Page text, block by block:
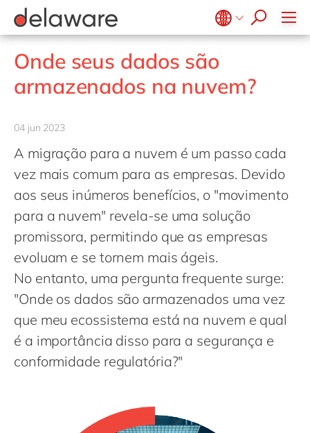
Belgium en
fr
Brazil
China
India
Luxembourg
Malaysia
Morocco
nl
Philippines
Singapore
Switzerland
Diversidade & Inclusão
Responsabilidade Social
Onde seus dados são
armazenados na nuvem?
04 jun 2023
A migração para a nuvem é um passo cada
vez mais comum para as empresas. Devido
aos seus inúmeros benefícios, o "movimento
para a nuvem" revela-se uma solução
promissora, permitindo que as empresas
evoluam e se tornem mais ágeis.
No entanto, uma pergunta frequente surge:
"Onde os dados são armazenados uma vez
que meu ecossistema está na nuvem e qual
é a importância disso para a segurança e
conformidade regulatória?"